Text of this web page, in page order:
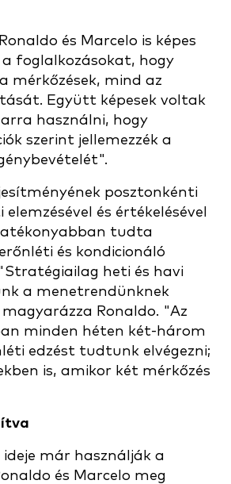
és Marcelo is képes
a foglalkozásokat, hogy
mérkőzések, mind az
Együtt képesek voltak
használni, hogy
szerint jellemezzék a
posztonkénti
elemzésével és értékelésével
tudta
és kondicionáló
heti és havi
a menetrendünknek
Ronaldo. "Az
minden héten két-három
edzést tudtunk elvégezni;
is, amikor két mérkőzés
ideje már használják a
és Marcelo meg